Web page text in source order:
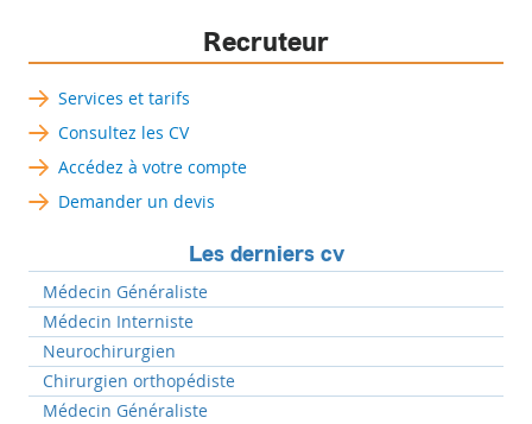
Recruteur
Services et tarifs
Consultez les CV
Accédez à votre compte
Demander un devis
Les derniers cv
Médecin Généraliste
Médecin Interniste
Neurochirurgien
Chirurgien orthopédiste
Médecin Généraliste